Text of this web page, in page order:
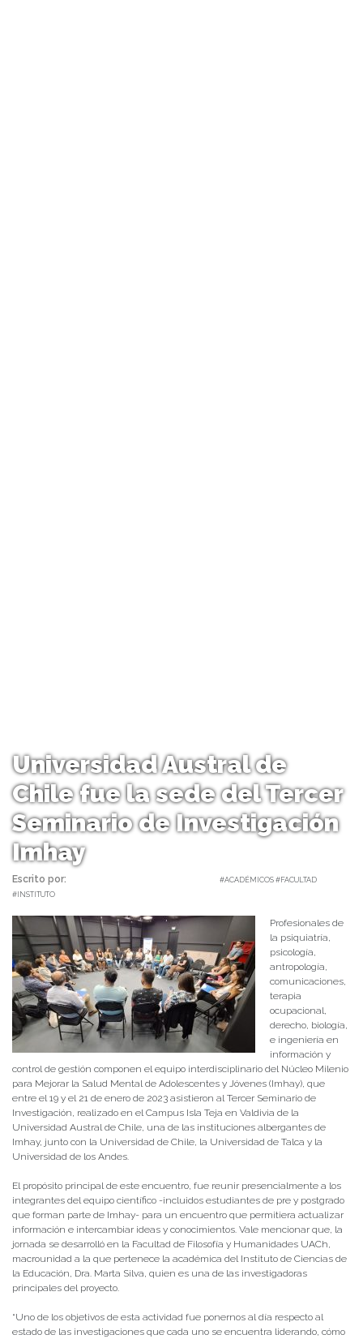
Universidad Austral de
Chile fue la sede del Tercer
Seminario de Investigación
Imhay
Escrito por:
#ACADÉMICOS #FACULTAD
#INSTITUTO
Profesionales de
la psiquiatría,
psicología,
antropología,
comunicaciones,
terapia
ocupacional,
derecho, biología,
e ingeniería en
información y
control de gestión componen el equipo interdisciplinario del Núcleo Milenio
para Mejorar la Salud Mental de Adolescentes y Jóvenes (Imhay), que
entre el 19 y el 21 de enero de 2023 asistieron al Tercer Seminario de
Investigación, realizado en el Campus Isla Teja en Valdivia de la
Universidad Austral de Chile, una de las instituciones albergantes de
Imhay, junto con la Universidad de Chile, la Universidad de Talca y la
Universidad de los Andes.
El propósito principal de este encuentro, fue reunir presencialmente a los
integrantes del equipo científico -incluidos estudiantes de pre y postgrado
que forman parte de Imhay- para un encuentro que permitiera actualizar
información e intercambiar ideas y conocimientos. Vale mencionar que, la
jornada se desarrolló en la Facultad de Filosofía y Humanidades UACh,
macrounidad a la que pertenece la académica del Instituto de Ciencias de
la Educación, Dra. Marta Silva, quien es una de las investigadoras
principales del proyecto.
“Uno de los objetivos de esta actividad fue ponernos al día respecto al
estado de las investigaciones que cada uno se encuentra liderando, cómo